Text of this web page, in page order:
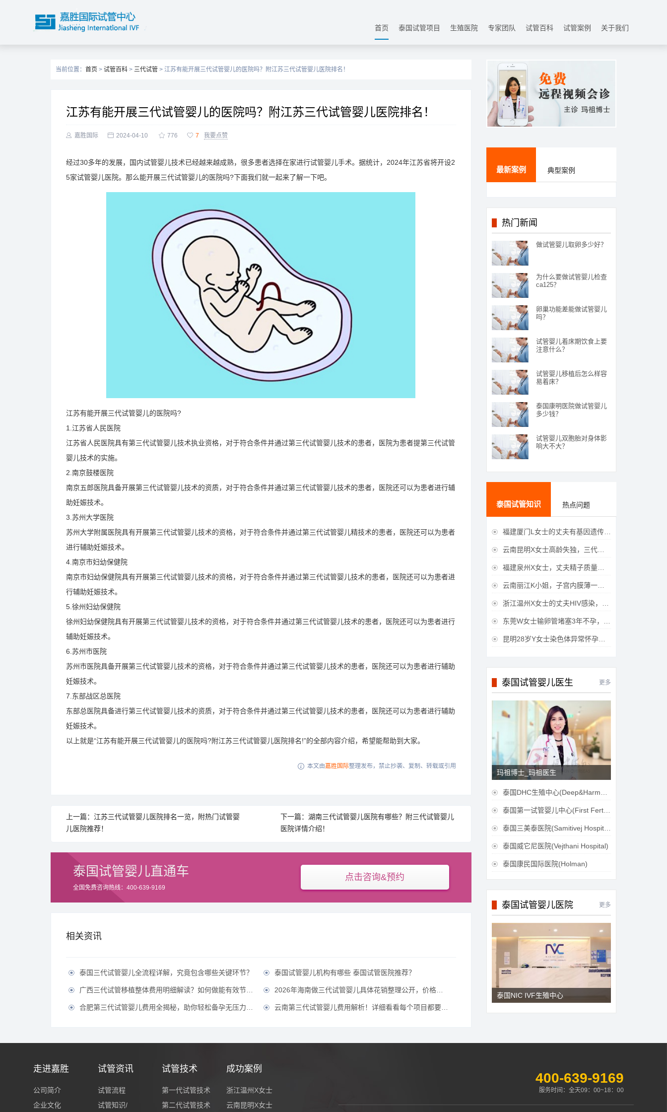
首页 泰国试管项目 生殖医院 专家团队 试管百科 试管案例 关于我们
当前位置： 首页 > 试管百科 > 三代试管 > 江苏有能开展三代试管婴儿的医院吗？附江苏三代试管婴儿医院排名！
江苏有能开展三代试管婴儿的医院吗？附江苏三代试管婴儿医院排名！
 嘉胜国际  2024-04-10  776  7 我要点赞
经过30多年的发展，国内试管婴儿技术已经越来越成熟，很多患者选择在家进行试管婴儿手术。据统计，2024年江苏省将开设2
5家试管婴儿医院。那么能开展三代试管婴儿的医院吗?下面我们就一起来了解一下吧。
江苏有能开展三代试管婴儿的医院吗?
1.江苏省人民医院
江苏省人民医院具有第三代试管婴儿技术执业资格，对于符合条件并通过第三代试管婴儿技术的患者，医院为患者提第三代试管
婴儿技术的实施。
2.南京鼓楼医院
南京五郎医院具备开展第三代试管婴儿技术的资质，对于符合条件并通过第三代试管婴儿技术的患者，医院还可以为患者进行辅
助妊娠技术。
3.苏州大学医院
苏州大学附属医院具有开展第三代试管婴儿技术的资格，对于符合条件并通过第三代试管婴儿精技术的患者，医院还可以为患者
进行辅助妊娠技术。
4.南京市妇幼保健院
南京市妇幼保健院具有开展第三代试管婴儿技术的资格，对于符合条件并通过第三代试管婴儿技术的患者，医院还可以为患者进
行辅助妊娠技术。
5.徐州妇幼保健院
徐州妇幼保健院具有开展第三代试管婴儿技术的资格，对于符合条件并通过第三代试管婴儿技术的患者，医院还可以为患者进行
辅助妊娠技术。
6.苏州市医院
苏州市医院具备开展第三代试管婴儿技术的资格，对于符合条件并通过第三代试管婴儿技术的患者，医院还可以为患者进行辅助
妊娠技术。
7.东部战区总医院
东部总医院具备进行第三代试管婴儿技术的资质，对于符合条件并通过第三代试管婴儿技术的患者，医院还可以为患者进行辅助
妊娠技术。
以上就是“江苏有能开展三代试管婴儿的医院吗?附江苏三代试管婴儿医院排名!”的全部内容介绍，希望能帮助到大家。
 本文由嘉胜国际整理发布，禁止抄袭、复制、转载或引用
上一篇：江苏三代试管婴儿医院排名一览，附热门试管婴
儿医院推荐！
下一篇：湖南三代试管婴儿医院有哪些？附三代试管婴儿
医院详情介绍！
泰国试管婴儿直通车
全国免费咨询热线：400-639-9169
点击咨询&预约
相关资讯
 泰国三代试管婴儿全流程详解，究竟包含哪些关键环节？  泰国试管婴儿机构有哪些 泰国试管医院推荐？
 广西三代试管移植整体费用明细解读？如何做能有效节省费用？？  2026年海南做三代试管婴儿具体花销整理公开，价格不贵直接冲！？
 合肥第三代试管婴儿费用全揭秘，助你轻松备孕无压力！？  云南第三代试管婴儿费用解析！详细看看每个项目都要花多少钱？
最新案例 典型案例
热门新闻
做试管婴儿取卵多少好？
为什么要做试管婴儿检查
ca125？
卵巢功能差能做试管婴儿
吗？
试管婴儿着床期饮食上要
注意什么？
试管婴儿移植后怎么样容
易着床？
泰国康明医院做试管婴儿
多少钱？
试管婴儿双胞胎对身体影
响大不大？
泰国试管知识 热点问题
 福建厦门L女士的丈夫有基因遗传疾病，三代试管生育健康宝宝
 云南昆明X女士高龄失独，三代试管助她重获女儿
 福建泉州X女士，丈夫精子质量差，三代试管获得男宝宝
 云南丽江K小姐，子宫内膜薄一直未孕，三代试管一次成功获得
 浙江温州X女士的丈夫HIV感染，三代试管成功获得女宝宝
 东莞W女士输卵管堵塞3年不孕，泰国三代试管喜获
 昆明28岁Y女士染色体异常怀孕难，泰国三代试管成功好孕
泰国试管婴儿医生 更多
玛祖博士_玛祖医生
 泰国DHC生殖中心(Deep&Harmonicare IVF Center)
 泰国第一试管婴儿中心(First Fertilily PGS Center Limitied)
 泰国三美泰医院(Samitivej Hospital)
 泰国威它尼医院(Vejthani Hospital)
 泰国康民国际医院(Holman)
泰国试管婴儿医院 更多
泰国NIC IVF生殖中心
走进嘉胜
公司简介
企业文化
试管资讯
试管流程
试管知识/
试管技术
第一代试管技术
第二代试管技术
成功案例
浙江温州X女士
云南昆明X女士
400-639-9169
服务时间：全天09：00~18：00